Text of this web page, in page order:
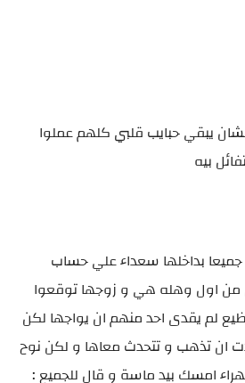
يبقي حبايب قلبي كلهم عملوا
بيه
بداخلها سعداء علي حساب
من اول وهله هي و زوجها توقعوا
لم يقدى احد منهم ان يواجها لكن
ان تذهب و تتحدث معاها و لكن نوح
امسك بيد ماسة و قال للجميع :